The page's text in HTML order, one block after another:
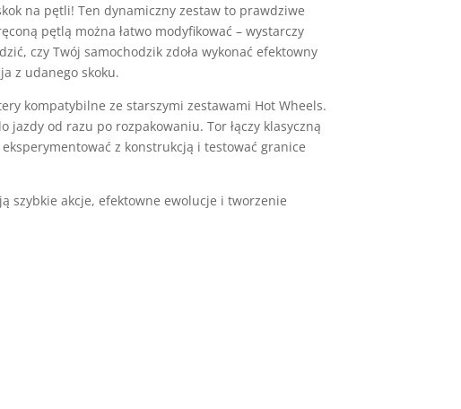
na pętli! Ten dynamiczny zestaw to prawdziwe
pętlą można łatwo modyfikować – wystarczy
czy Twój samochodzik zdoła wykonać efektowny
z udanego skoku.
kompatybilne ze starszymi zestawami Hot Wheels.
jazdy od razu po rozpakowaniu. Tor łączy klasyczną
z konstrukcją i testować granice
szybkie akcje, efektowne ewolucje i tworzenie